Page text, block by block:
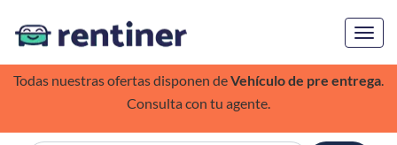
Todas nuestras ofertas disponen deVehículo de pre entrega.
Consulta con tu agente.